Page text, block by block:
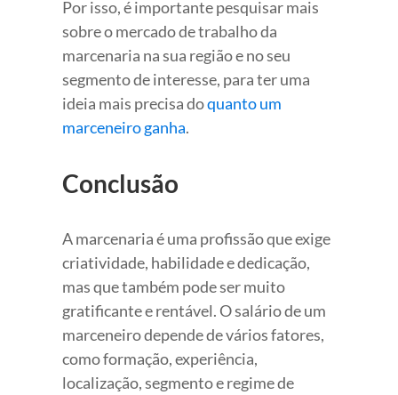
Por isso, é importante pesquisar mais
sobre o mercado de trabalho da
marcenaria na sua região e no seu
segmento de interesse, para ter uma
ideia mais precisa doquanto um
marceneiro ganha.
Conclusão
A marcenaria é uma profissão que exige
criatividade, habilidade e dedicação,
mas que também pode ser muito
gratificante e rentável. O salário de um
marceneiro depende de vários fatores,
como formação, experiência,
localização, segmento e regime de